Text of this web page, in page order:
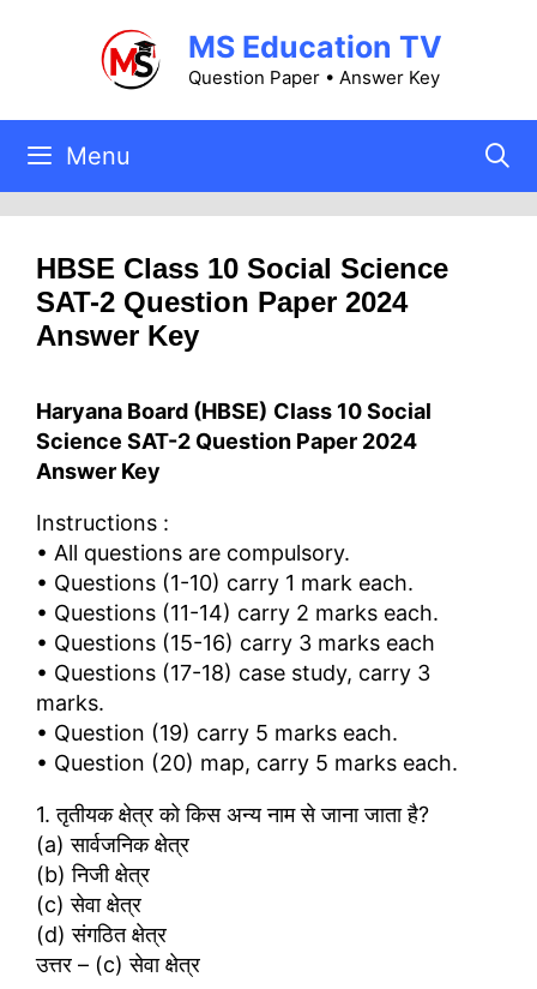
MS Education TV
Question Paper • Answer Key
Menu
HBSE Class 10 Social Science
SAT-2 Question Paper 2024
Answer Key
Haryana Board (HBSE) Class 10 Social
Science SAT-2 Question Paper 2024
Answer Key
Instructions :
• All questions are compulsory.
• Questions (1-10) carry 1 mark each.
• Questions (11-14) carry 2 marks each.
• Questions (15-16) carry 3 marks each
• Questions (17-18) case study, carry 3
marks.
• Question (19) carry 5 marks each.
• Question (20) map, carry 5 marks each.
1. तृतीयक क्षेत्र को किस अन्य नाम से जाना जाता है?
(a) सार्वजनिक क्षेत्र
(b) निजी क्षेत्र
(c) सेवा क्षेत्र
(d) संगठित क्षेत्र
उत्तर – (c) सेवा क्षेत्र